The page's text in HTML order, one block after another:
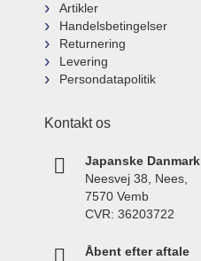
Artikler
Handelsbetingelser
Returnering
Levering
Persondatapolitik
Kontakt os
Japanske Danmark
Neesvej 38, Nees,
7570 Vemb
CVR: 36203722
Åbent efter aftale